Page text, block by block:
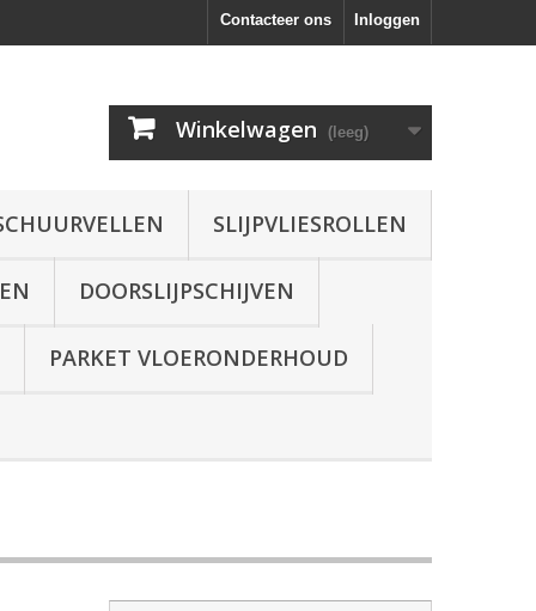
Inloggen
Contacteer ons
Winkelwagen (leeg)
SLIJPVLIESROLLEN
DOORSLIJPSCHIJVEN
PARKET VLOERONDERHOUD